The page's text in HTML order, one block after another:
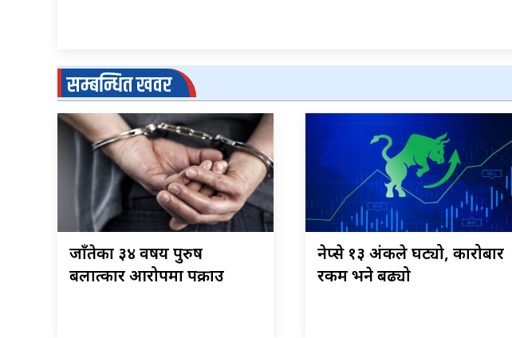
सम्बन्धित खवर
जाँतेका ३४ वर्षीय पुरुष
बलात्कार आरोपमा पक्राउ
नेप्से १३ अंकले घट्यो, कारोबार
रकम भने बढ्यो